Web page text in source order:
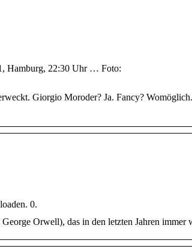
Hamburg, 22:30 Uhr … Foto:
Giorgio Moroder? Ja. Fancy?
0.
Orwell), das in den letzten Jahren immer